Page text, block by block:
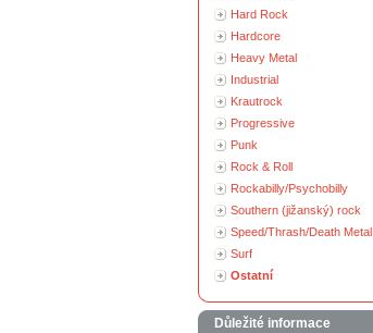
Hard Rock
Hardcore
Heavy Metal
Industrial
Krautrock
Progressive
Punk
Rock & Roll
Rockabilly/Psychobilly
Southern (jižanský) rock
Speed/Thrash/Death Metal
Surf
Ostatní
Důležité informace